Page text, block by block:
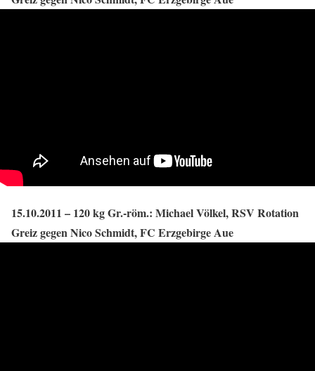
15.10.2011 – 120 kg Gr.-röm.: Michael Völkel, RSV Rotation
Greiz gegen Nico Schmidt, FC Erzgebirge Aue